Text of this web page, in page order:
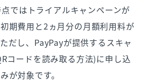
ではトライアルキャンペーンが
期費用と2ヵ月分の月額利用料が
だし、PayPayが提供するスキャ
コードを読み取る方法)に申し込
が対象です。